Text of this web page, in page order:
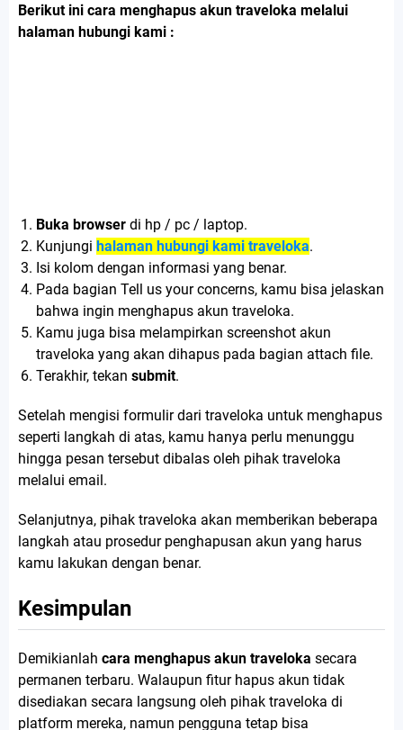
Berikut ini cara menghapus akun traveloka melalui
halaman hubungi kami :
Buka browser di hp / pc / laptop.
Kunjungi halaman hubungi kami traveloka.
Isi kolom dengan informasi yang benar.
Pada bagian Tell us your concerns, kamu bisa jelaskan
bahwa ingin menghapus akun traveloka.
Kamu juga bisa melampirkan screenshot akun
traveloka yang akan dihapus pada bagian attach file.
Terakhir, tekan submit.
Setelah mengisi formulir dari traveloka untuk menghapus
seperti langkah di atas, kamu hanya perlu menunggu
hingga pesan tersebut dibalas oleh pihak traveloka
melalui email.
Selanjutnya, pihak traveloka akan memberikan beberapa
langkah atau prosedur penghapusan akun yang harus
kamu lakukan dengan benar.
Kesimpulan
Demikianlah cara menghapus akun traveloka secara
permanen terbaru. Walaupun fitur hapus akun tidak
disediakan secara langsung oleh pihak traveloka di
platform mereka, namun pengguna tetap bisa